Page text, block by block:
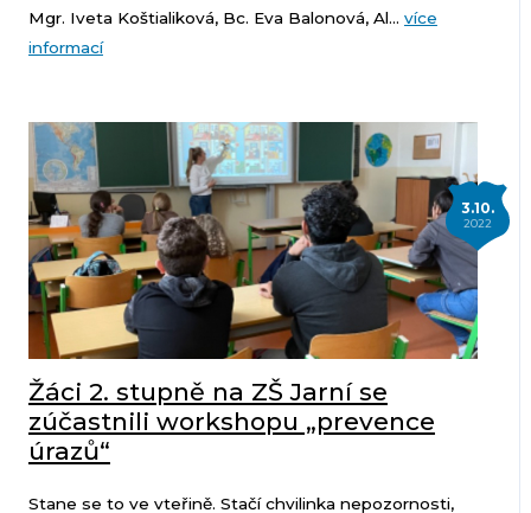
Mgr. Iveta Koštialiková, Bc. Eva Balonová, Al... více
informací
3.10.
2022
Žáci 2. stupně na ZŠ Jarní se
zúčastnili workshopu „prevence
úrazů“
Stane se to ve vteřině. Stačí chvilinka nepozornosti,